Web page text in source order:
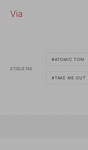
Via
ETIQUETAS
ATOMIC TOM
TAKE ME OUT